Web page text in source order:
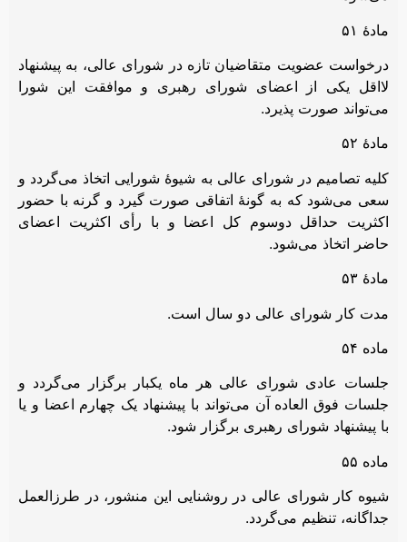
مادۀ ۵۱
درخواست عضویت متقاضیان تازه در شورای عالی، به پیشنهاد
لااقل یکی از اعضای شورای رهبری و موافقت این شورا
می‌تواند صورت پذیرد.
مادۀ ۵۲
کلیه تصامیم در شورای عالی به شیوۀ شورایی اتخاذ می‌گردد و
سعی می‌شود که به گونۀ اتفاقی صورت گیرد و گرنه با حضور
اکثریت حداقل دوسوم کل اعضا و با رأی اکثریت اعضای
حاضر اتخاذ می‌شود.
مادۀ ۵۳
مدت کار شورای عالی دو سال است.
ماده ۵۴
جلسات عادی شورای عالی هر ماه یکبار برگزار می‌گردد و
جلسات فوق العاده آن می‌تواند با پیشنهاد یک چهارم اعضا و یا
با پیشنهاد شورای رهبری برگزار شود.
ماده ۵۵
شیوه کار شورای عالی در روشنایی این منشور، در طرزالعمل
جداگانه، تنظیم می‌گردد.